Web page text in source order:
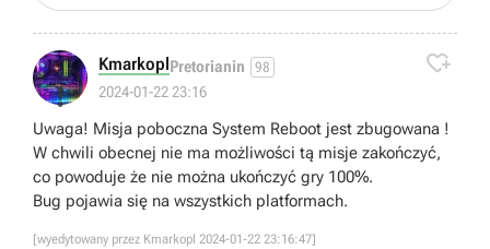
❗
Kmarkopl Pretorianin 98
2024-01-22 23:16

Uwaga! Misja poboczna System Reboot jest zbugowana !
W chwili obecnej nie ma możliwości tą misje zakończyć,
co powoduje że nie można ukończyć gry 100%.
Bug pojawia się na wszystkich platformach.
[wyedytowany przez Kmarkopl 2024-01-22 23:16:47]